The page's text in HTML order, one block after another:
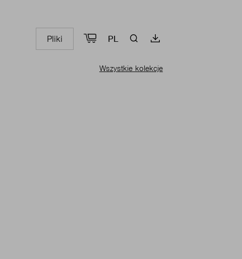
Pliki PL
Wszystkie kolekcje